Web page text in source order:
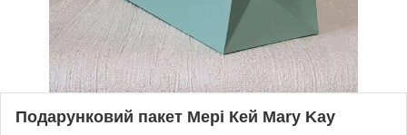
Подарунковий пакет Мері Кей Mary Kay